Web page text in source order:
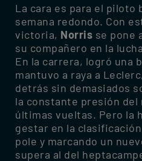
La cara es para el
semana redondo. Con
victoria, Norris se pone
su compañero en la
En la carrera, logró una
mantuvo a raya a
detrás sin demasiados
la constante presión del
últimas vueltas. Pero la
gestar en la
pole y marcando un
supera al del